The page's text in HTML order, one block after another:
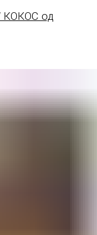
КОКОС од